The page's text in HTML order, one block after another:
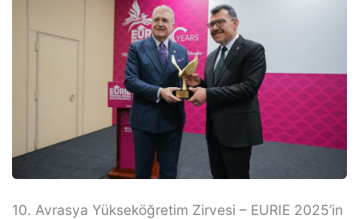
10. Avrasya Yükseköğretim Zirvesi – EURIE 2025’in